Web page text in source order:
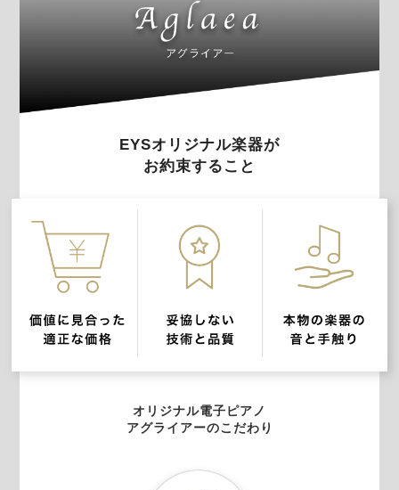
EYSオリジナル楽器が
お約束すること
オリジナル電子ピアノ
アグライアーのこだわり